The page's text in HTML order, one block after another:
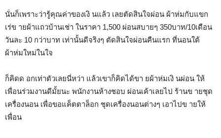
นั่นก็เพราะว่ารู้คุณค่าของเงิ นแล้ว เลยตัดสินใจผ่อน ผ้าห่มกับแขก
เร่ข ายผ้าแถวบ้านเช่า ในราคา 1,500 ผ่อนสบายๆ 350บาท/10เดือน
วันละ 10 กว่าบาท เท่านั้นดีจริงๆ ตัดสินใจผ่อนคืนแรก ที่นอนใต้
ผ้าห่มใหม่ในใจ
ก็คิดด อกเท่าตัวเลยนี่หว่า แล้วเขาก็คิดได้ขา ยผ้าห่มเงิ นผ่อน ให้
เพื่อนร่วมงานดีมั้ยนะ พนักงานห้างชอบ ผ่อนเค้าเลยไป ร้านข ายชุด
เครื่องนอน เพื่อขอแค็ตตาล็อก ชุดเครื่องนอนต่างๆ เอาไปข ายให้
เพื่อน